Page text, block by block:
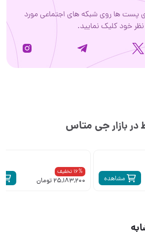
پست ها روی شبکه های اجتماعی مورد
نظر خود کلیک نمایید.
بازارجی متاس
مشاهده
16% تخفیف
25,183,200 تومان